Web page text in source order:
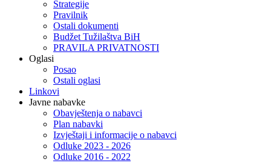
Strategije
Pravilnik
Ostali dokumenti
Budžet Tužilaštva BiH
PRAVILA PRIVATNOSTI
Oglasi
Posao
Ostali oglasi
Linkovi
Javne nabavke
Obavještenja o nabavci
Plan nabavki
Izvještaji i informacije o nabavci
Odluke 2023 - 2026
Odluke 2016 - 2022